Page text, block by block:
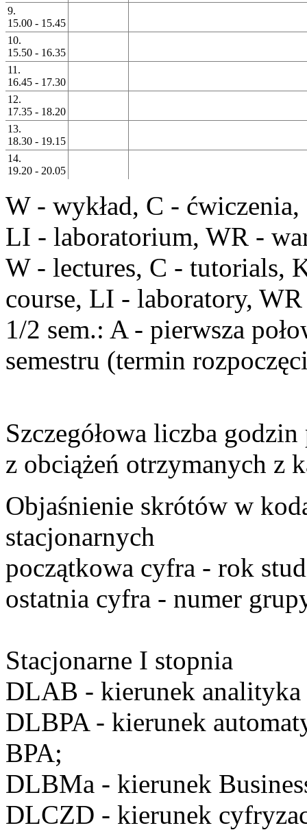
9.
15.00 - 15.45
10.
15.50 - 16.35
11.
16.45 - 17.30
12.
17.35 - 18.20
13.
18.30 - 19.15
14.
19.20 - 20.05
W- wykład, C - ćwiczenia,
LI - laboratorium, WR -
W- lectures, C - tutorials,
course, LI - laboratory, WR
1/2 sem.: A- pierwsza
semestru (termin
Szczegółowa liczba
z obciążeń otrzymanych z
Objaśnienie skrótów w
stacjonarnych
początkowa cyfra - rok
ostatnia cyfra - numer
Stacjonarne I stopnia
DLAB - kierunek analityka
DLBPA- kierunek
BPA;
DLBMa - kierunek
DLCZD - kierunek